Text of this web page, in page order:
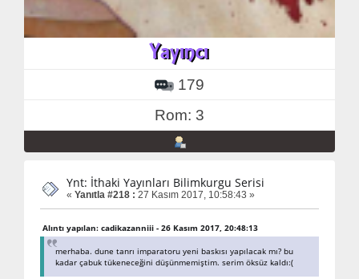
179
Rom: 3
Ynt: İthaki Yayınları Bilimkurgu Serisi
« Yanıtla #218 : 27 Kasım 2017, 10:58:43 »
Alıntı yapılan: cadikazanniii - 26 Kasım 2017, 20:48:13
merhaba. dune tanrı imparatoru yeni baskısı yapılacak mı? bu
kadar çabuk tükeneceğini düşünmemiştim. serim öksüz kaldı:(